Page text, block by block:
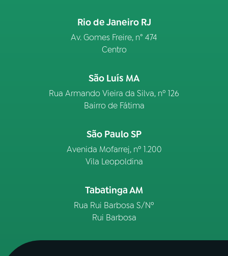
Rio de Janeiro RJ
Av. Gomes Freire, n° 474
Centro
São Luís MA
Rua Armando Vieira da Silva, nº 126
Bairro de Fátima
São Paulo SP
Avenida Mofarrej, nº 1.200
Vila Leopoldina
Tabatinga AM
Rua Rui Barbosa S/Nº
Rui Barbosa